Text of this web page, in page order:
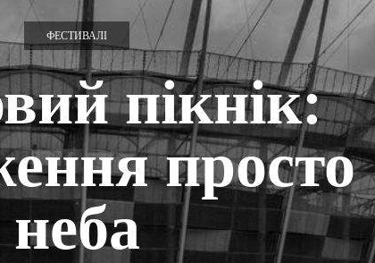
ФЕСТИВАЛІ
пікнік:
просто
неба